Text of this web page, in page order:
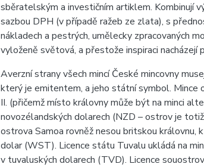
sběratelským a investičním artiklem. Kombinují
sazbou DPH (v případě ražeb ze zlata), s
nákladech a pestrých, umělecky zpracovaných
vyloženě světová, a přestože inspiraci nacházejí
Averzní strany všech mincí České mincovny
který je emitentem, a jeho státní symbol.
II. (přičemž místo královny může být na minci
novozélandských dolarech (NZD – ostrov je
ostrova Samoa rovněž nesou britskou královnu,
dolar (WST). Licence státu Tuvalu ukládá na
v tuvaluských dolarech (TVD). Licence